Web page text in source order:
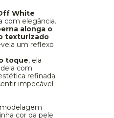
White
com elegância.
alonga o
texturizado
um reflexo
toque, ela
com
refinada.
impecável
cor da pele